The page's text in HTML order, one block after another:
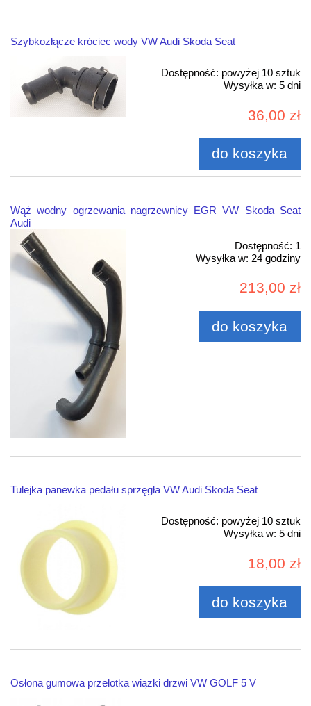
Szybkozłącze króciec wody VW Audi Skoda Seat
Dostępność: powyżej 10 sztuk
Wysyłka w: 5 dni
36,00 zł
do koszyka
Wąż wodny ogrzewania nagrzewnicy EGR VW Skoda Seat
Audi
Dostępność: 1
Wysyłka w: 24 godziny
213,00 zł
do koszyka
Tulejka panewka pedału sprzęgła VW Audi Skoda Seat
Dostępność: powyżej 10 sztuk
Wysyłka w: 5 dni
18,00 zł
do koszyka
Osłona gumowa przelotka wiązki drzwi VW GOLF 5 V